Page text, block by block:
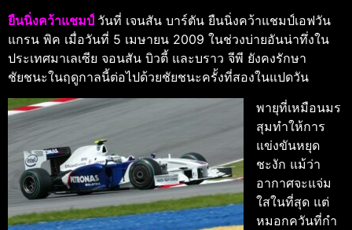
ยืนนิ่งคว้าแชมป์ วันที่ เจนสัน บาร์ตัน ยืนนิ่งคว้าแชมป์เอฟวัน
แกรน พิค เมื่อวันที่ 5 เมษายน 2009 ในช่วงบ่ายอันน่าทึ่งใน
ประเทศมาเลเซีย จอนสัน บิวตี้ และบราว จีพี ยังคงรักษา
ชัยชนะในฤดูกาลนี้ต่อไปด้วยชัยชนะครั้งที่สองในแปดวัน
พายุที่เหมือนมร
สุมทําให้การ
แข่งขันหยุด
ชะงัก แม้ว่า
อากาศจะแจ่ม
ใสในที่สุด แต่
หมอกควันที่กํา